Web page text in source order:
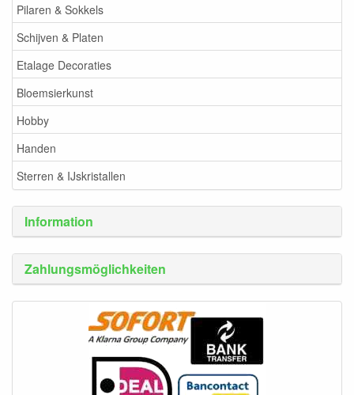
Pilaren & Sokkels
Schijven & Platen
Etalage Decoraties
Bloemsierkunst
Hobby
Handen
Sterren & IJskristallen
Information
Zahlungsmöglichkeiten